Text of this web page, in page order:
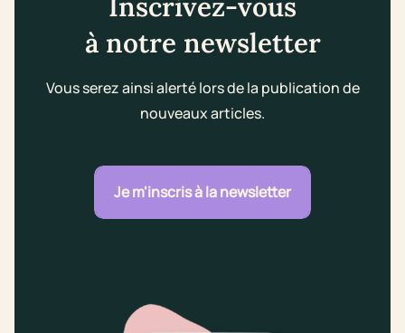
à notre newsletter
Vous serez ainsi alerté lors de la publication de
nouveaux articles.
Je m'inscris à la newsletter